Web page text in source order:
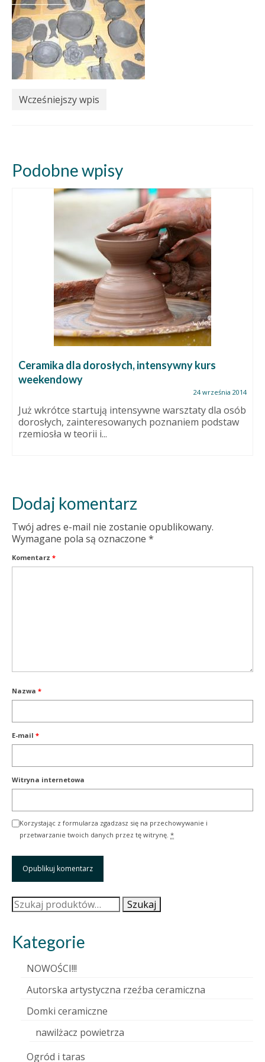
Wcześniejszy wpis
Podobne wpisy
Ceramika dla dorosłych, intensywny kurs
weekendowy
24 września 2014
Już wkrótce startują intensywne warsztaty dla osób
dorosłych, zainteresowanych poznaniem podstaw
rzemiosła w teorii i...
Dodaj komentarz
Twój adres e-mail nie zostanie opublikowany.
Wymagane pola są oznaczone *
Komentarz *
Nazwa *
E-mail *
Witryna internetowa
Korzystając z formularza zgadzasz się na przechowywanie i
przetwarzanie twoich danych przez tę witrynę. *
Szukaj: Szukaj
Kategorie
NOWOŚCI!!!
Autorska artystyczna rzeźba ceramiczna
Domki ceramiczne
nawilżacz powietrza
Ogród i taras